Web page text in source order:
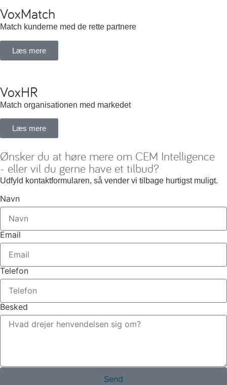
VoxMatch
Match kunderne med de rette partnere
Læs mere
VoxHR
Match organisationen med markedet
Læs mere
Ønsker du at høre mere om CEM Intelligence
- eller vil du gerne have et tilbud?
Udfyld kontaktformularen, så vender vi tilbage hurtigst muligt.
Navn
Email
Telefon
Besked
Send